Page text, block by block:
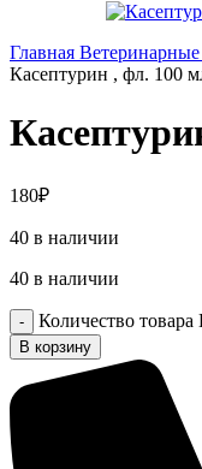
Главная
Касептурин , фл. 100
180₽
40 в наличии
40 в наличии
Количество
В корзину